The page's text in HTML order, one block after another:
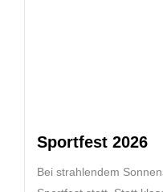
Sportfest 2026
Bei strahlendem